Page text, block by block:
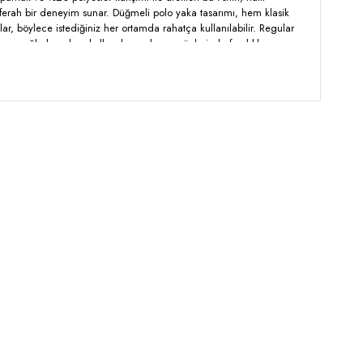
bir deneyim sunar. Düğmeli polo yaka tasarımı, hem klasik
böylece istediğiniz her ortamda rahatça kullanılabilir. Regular
sağlarken, kısa kollarıyla sıcak yaz günlerinde ferahlık sunar.
mükemmel duran bu parçayı, günlük kombinlerinizle